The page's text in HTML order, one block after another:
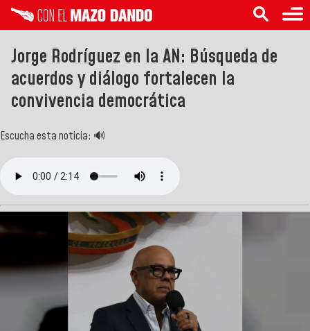
Jorge Rodríguez en la AN: Búsqueda de
acuerdos y diálogo fortalecen la
convivencia democrática
Escucha esta noticia: 🔊